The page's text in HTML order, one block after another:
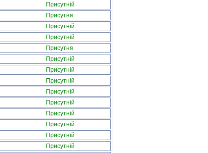
Присутній
Присутня
Присутній
Присутній
Присутня
Присутній
Присутній
Присутній
Присутній
Присутній
Присутній
Присутній
Присутній
Присутній